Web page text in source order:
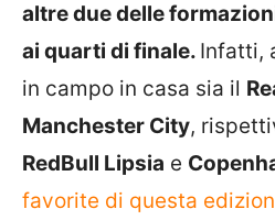
altre due delle
ai quarti di finale. Infatti,
in campo in casa sia il
Manchester City,
RedBull Lipsia e
favorite di questa